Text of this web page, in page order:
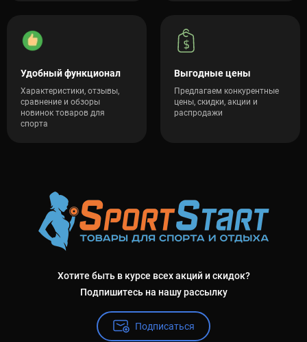
Удобный функционал
Характеристики, отзывы,
сравнение и обзоры
новинок товаров для
спорта
Выгодные цены
Предлагаем конкурентные
цены, скидки, акции и
распродажи
Хотите быть в курсе всех акций и скидок?
Подпишитесь на нашу рассылку
Подписаться